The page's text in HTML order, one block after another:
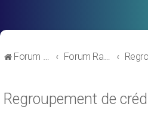
Forum de discussions sur le Regroupement de Crédits et le Rachat de Crédits Forum Rachat de Crédits
Regroupement de